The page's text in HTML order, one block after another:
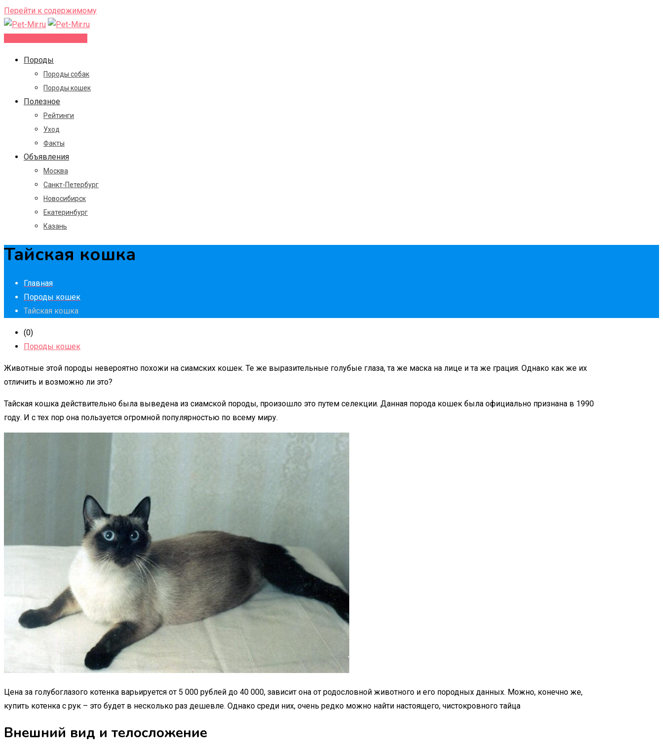
Перейти к содержимому
Породы
Породы собак
Породы кошек
Полезное
Рейтинги
Уход
Факты
Объявления
Москва
Санкт-Петербург
Новосибирск
Екатеринбург
Казань
Тайская кошка
Главная
Породы кошек
Тайская кошка
(0)
Породы кошек
Животные этой породы невероятно похожи на сиамских кошек. Те же выразительные голубые глаза, та же маска на лице и та же грация. Однако как же их
отличить и возможно ли это?
Тайская кошка действительно была выведена из сиамской породы, произошло это путем селекции. Данная порода кошек была официально признана в 1990
году. И с тех пор она пользуется огромной популярностью по всему миру.
Цена за голубоглазого котенка варьируется от 5 000 рублей до 40 000, зависит она от родословной животного и его породных данных. Можно, конечно же,
купить котенка с рук – это будет в несколько раз дешевле. Однако среди них, очень редко можно найти настоящего, чистокровного тайца
Внешний вид и телосложение